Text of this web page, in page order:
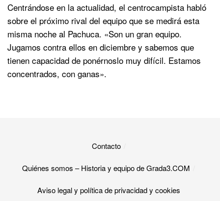
Centrándose en la actualidad, el centrocampista habló
sobre el próximo rival del equipo que se medirá esta
misma noche al Pachuca. «Son un gran equipo.
Jugamos contra ellos en diciembre y sabemos que
tienen capacidad de ponérnoslo muy difícil. Estamos
concentrados, con ganas».
Contacto
Quiénes somos – Historia y equipo de Grada3.COM
Aviso legal y política de privacidad y cookies​